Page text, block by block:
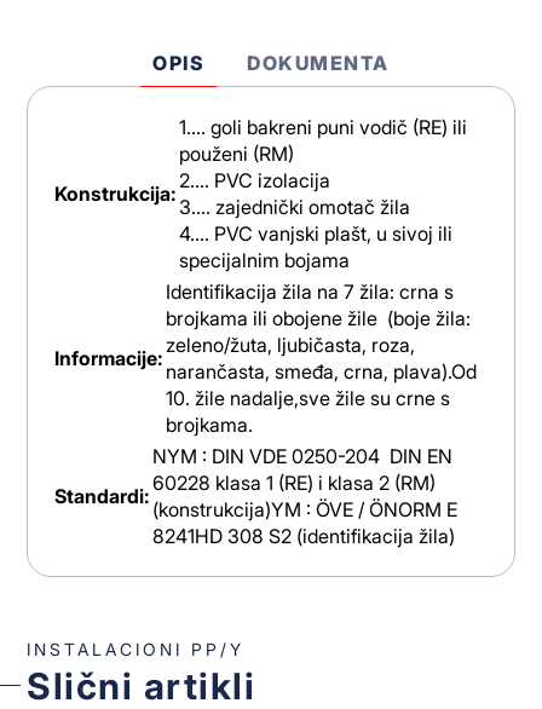
OPIS DOKUMENTA
Konstrukcija:
1.... goli bakreni puni vodič (RE) ili
použeni (RM)
2.... PVC izolacija
3.... zajednički omotač žila
4.... PVC vanjski plašt, u sivoj ili
specijalnim bojama
Informacije:
Identifikacija žila na 7 žila: crna s
brojkama ili obojene žile (boje žila:
zeleno/žuta, ljubičasta, roza,
narančasta, smeđa, crna, plava).Od
10. žile nadalje,sve žile su crne s
brojkama.
Standardi:
NYM : DIN VDE 0250-204 DIN EN
60228 klasa 1 (RE) i klasa 2 (RM)
(konstrukcija)YM : ÖVE / ÖNORM E
8241HD 308 S2 (identifikacija žila)
INSTALACIONI PP/Y
Slični artikli